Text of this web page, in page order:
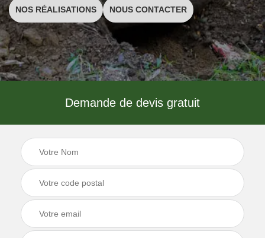
NOS RÉALISATIONS NOUS CONTACTER
Demande de devis gratuit